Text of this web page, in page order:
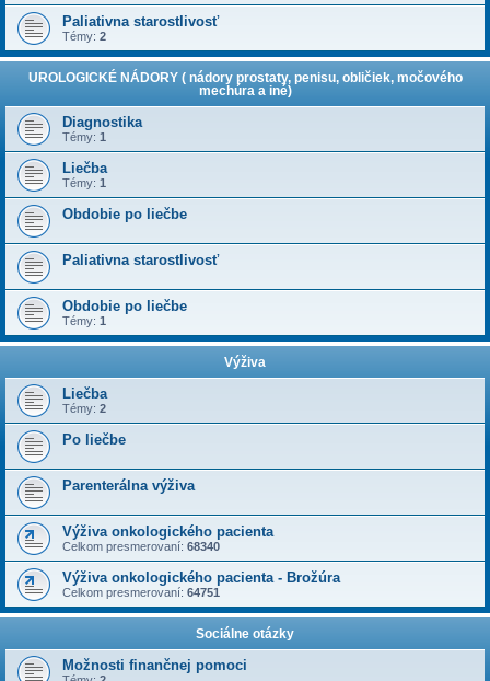
Paliativna starostlivosť
Témy: 2
UROLOGICKÉ NÁDORY ( nádory prostaty, penisu, obličiek, močového
mechúra a iné)
Diagnostika
Témy: 1
Liečba
Témy: 1
Obdobie po liečbe
Paliativna starostlivosť
Obdobie po liečbe
Témy: 1
Výživa
Liečba
Témy: 2
Po liečbe
Parenterálna výživa
Výživa onkologického pacienta
Celkom presmerovaní: 68340
Výživa onkologického pacienta - Brožúra
Celkom presmerovaní: 64751
Sociálne otázky
Možnosti finančnej pomoci